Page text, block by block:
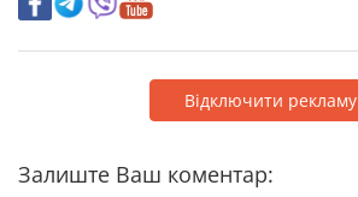
Відключити рекламу
Залиште Ваш коментар: